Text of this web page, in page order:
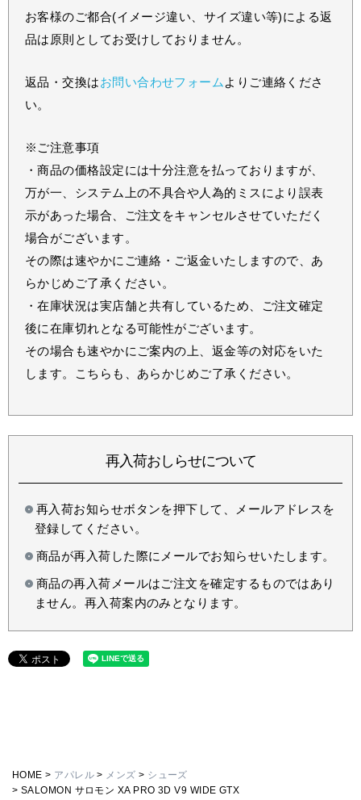
お客様のご都合(イメージ違い、サイズ違い等)による返
品は原則としてお受けしておりません。
返品・交換はお問い合わせフォーム よりご連絡くださ
い。
※ご注意事項
・商品の価格設定には十分注意を払っておりますが、
万が一、システム上の不具合や人為的ミスにより誤表
示があった場合、ご注文をキャンセルさせていただく
場合がございます。
その際は速やかにご連絡・ご返金いたしますので、あ
らかじめご了承ください。
・在庫状況は実店舗と共有しているため、ご注文確定
後に在庫切れとなる可能性がございます。
その場合も速やかにご案内の上、返金等の対応をいた
します。こちらも、あらかじめご了承ください。
再入荷おしらせについて
再入荷お知らせボタンを押下して、メールアドレスを
登録してください。
商品が再入荷した際にメールでお知らせいたします。
商品の再入荷メールはご注文を確定するものではあり
ません。再入荷案内のみとなります。
HOME アパレル メンズ
シューズ
SALOMON サロモン XA PRO 3D V9 WIDE GTX